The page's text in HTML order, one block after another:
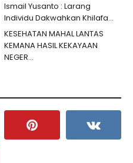
Ismail Yusanto : Larang
Individu Dakwahkan Khilafa...
KESEHATAN MAHAL LANTAS
KEMANA HASIL KEKAYAAN
NEGER...